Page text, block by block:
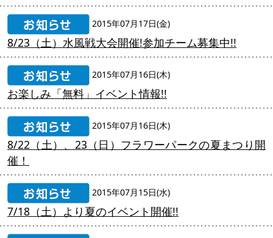
2015年07月17日(金)
8/23（土）水風戦大会開催!参加チーム募集中!!
2015年07月16日(木)
お楽しみ「無料」イベント情報!!
2015年07月16日(木)
8/22（土）、23（日）フラワーパークの夏まつり開
催！
2015年07月15日(水)
7/18（土）より夏のイベント開催!!